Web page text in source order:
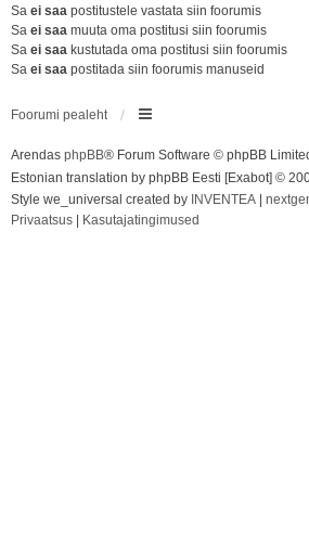
Sa ei saa postitustele vastata siin foorumis
Sa ei saa muuta oma postitusi siin foorumis
Sa ei saa kustutada oma postitusi siin foorumis
Sa ei saa postitada siin foorumis manuseid
Foorumi pealeht
Arendas phpBB® Forum Software © phpBB
Estonian translation by phpBB Eesti [Exabot] ©
Style we_universal created by INVENTEA
Privaatsus
Kasutajatingimused